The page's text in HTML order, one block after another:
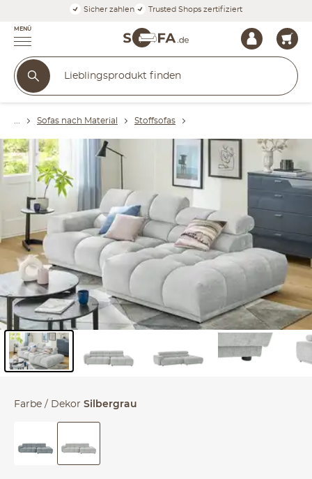
Sicher zahlen Trusted Shops zertifiziert
MENÜ
Sofas nach Material Stoffsofas
Farbe / Dekor Silbergrau